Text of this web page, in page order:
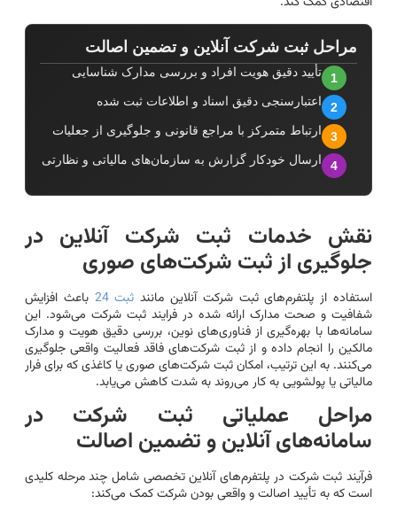
مراحل ثبت شرکت آنلاین و تضمین اصالت
1 تأیید دقیق هویت افراد و بررسی مدارک شناسایی
2 اعتبارسنجی دقیق اسناد و اطلاعات ثبت شده
3 ارتباط متمرکز با مراجع قانونی و جلوگیری از جعلیات
4 ارسال خودکار گزارش به سازمان‌های مالیاتی و نظارتی
نقش خدمات ثبت شرکت آنلاین در
جلوگیری از ثبت شرکت‌های صوری
استفاده از پلتفرم‌های ثبت شرکت آنلاین مانند ثبت 24
باعث افزایش
شفافیت و صحت مدارک ارائه شده در فرایند ثبت شرکت می‌شود. این
سامانه‌ها با بهره‌گیری از فناوری‌های نوین، بررسی دقیق هویت و مدارک
مالکین را انجام داده و از ثبت شرکت‌های فاقد فعالیت واقعی جلوگیری
می‌کنند. به این ترتیب، امکان ثبت شرکت‌های صوری یا کاغذی که برای فرار
مالیاتی یا پولشویی به کار می‌روند به شدت کاهش می‌یابد.
مراحل عملیاتی ثبت شرکت در
سامانه‌های آنلاین و تضمین اصالت
فرآیند ثبت شرکت در پلتفرم‌های آنلاین تخصصی شامل چند مرحله کلیدی
است که به تأیید اصالت و واقعی بودن شرکت کمک می‌کند: